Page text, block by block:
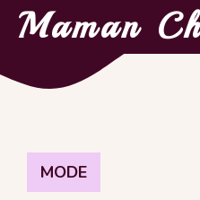
AllerMaman
MODE